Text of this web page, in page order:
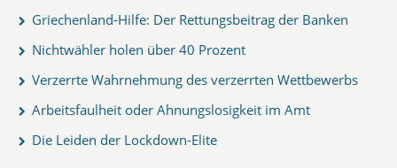
Griechenland-Hilfe: Der Rettungsbeitrag der Banken
Nichtwähler holen über 40 Prozent
Verzerrte Wahrnehmung des verzerrten Wettbewerbs
Arbeitsfaulheit oder Ahnungslosigkeit im Amt
Die Leiden der Lockdown-Elite